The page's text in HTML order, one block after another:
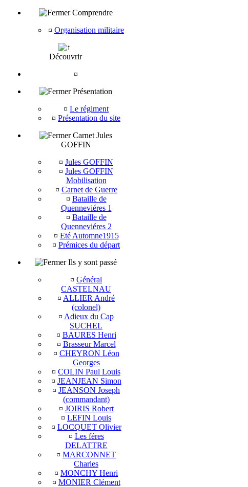
Comprendre
¤ Organisation militaire
Découvrir
¤
Présentation
¤ Le régiment
¤ Présentation du site
Carnet Jules
GOFFIN
¤ Jules GOFFIN
¤ Jules GOFFIN
Mobilisation
¤ Carnet de Guerre
¤ Bataille de
Quenneviéres 1
¤ Bataille de
Quenneviéres 2
¤ Eté Automne1915
¤ Prémices du départ
Ils y sont passé
¤ Général
CASTELNAU
¤ ALLIER André
(colonel)
¤ Adieux du Cap
SUCHEL
¤ BAURES Henri
¤ Brasseur Marcel
¤ CHEYRON Léon
Georges
¤ COLIN Paul Louis
¤ JEANJEAN Simon
¤ JEANSON Joseph
(commandant)
¤ JOIRIS Robert
¤ LEFIN Louis
¤ LOCQUET Olivier
¤ Les féres
DELATTRE
¤ MARCONNET
Charles
¤ MONCHY Henri
¤ MONIER Clément